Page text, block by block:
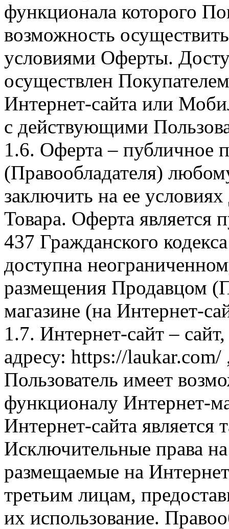
функционала которого
возможность
условиями Оферты.
осуществлен
Интернет-сайта или
с действующими
1.6. Оферта – публичное
(Правообладателя)
заключить на ее
Товара. Оферта является
437 Гражданского
доступна
размещения Продавцом
магазине (на Интернет-
1.7. Интернет-сайт –
адресу: https://laukar.com/
Пользователь имеет
функционалу Интернет-
Интернет-сайта
Исключительные права
размещаемые на
третьим лицам,
их использование.